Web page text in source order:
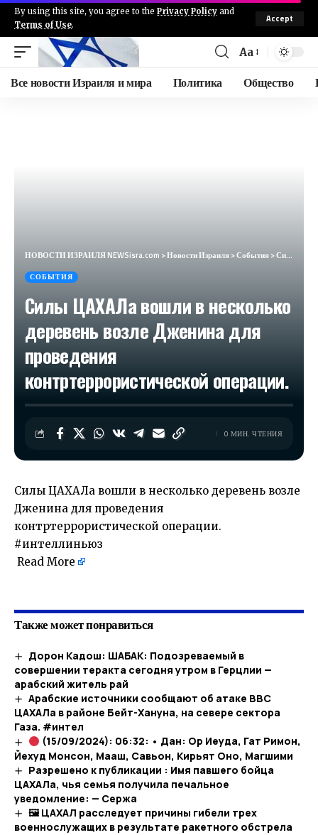
By using this site, you agree to the Privacy Policy and
Terms of Use.
Accept
Aa
Все новости Израиля и мира Политика Общество
НОВОСТИ ИЗРАИЛЯ NEWSisra.com >Новости Израиля>События>Силы ЦАХАЛа вошли в несколько деревень возле Дженина для проведения контртеррористической операции.
СОБЫТИЯ
Силы ЦАХАЛа вошли в несколько
деревень возле Дженина для
проведения
контртеррористической операции.
0 МИН. ЧТЕНИЯ
Силы ЦАХАЛа вошли в несколько деревень возле
Дженина для проведения
контртеррористической операции.
#интеллиньюз
Read More
Также может понравиться
Дорон Кадош: ШАБАК: Подозреваемый в
совершении теракта сегодня утром в Герцлии —
арабский житель рай
Арабские источники сообщают об атаке ВВС
ЦАХАЛа в районе Бейт-Хануна, на севере сектора
Газа. #интел
(15/09/2024): 06:32: • Дан: Ор Иеуда, Гат Римон,
Йехуд Монсон, Мааш, Савьон, Кирьят Оно, Магшими
Разрешено к публикации : Имя павшего бойца
ЦАХАЛа, чья семья получила печальное
уведомление: — Сержа
🖼 ЦАХАЛ расследует причины гибели трех
военнослужащих в результате ракетного обстрела